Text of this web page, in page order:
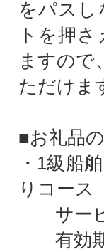
をパス
トを押
ますので
ただけま
■お礼品
・1級船
りコー
サービ
有効期